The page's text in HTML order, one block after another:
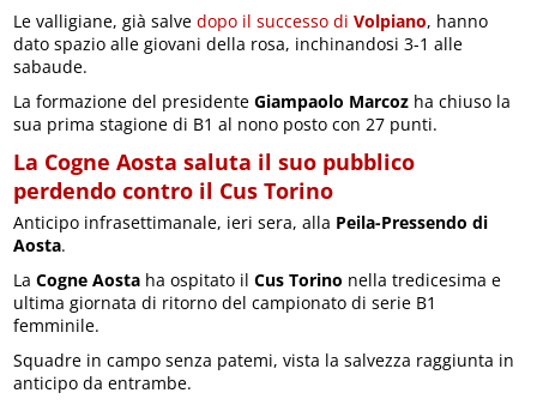
Le valligiane, già salvedopo il successo diVolpiano, hanno
dato spazio alle giovani della rosa, inchinandosi 3-1 alle
sabaude.
La formazione del presidenteGiampaolo Marcoz ha chiuso la
sua prima stagione di B1 al nono posto con 27 punti.
La Cogne Aosta saluta il suo pubblico
perdendo contro il Cus Torino
Anticipo infrasettimanale, ieri sera, alla Peila-Pressendo di
Aosta.
LaCogne Aosta ha ospitato ilCus Torino nella tredicesima e
ultima giornata di ritorno del campionato di serie B1
femminile.
Squadre in campo senza patemi, vista la salvezza raggiunta in
anticipo da entrambe.